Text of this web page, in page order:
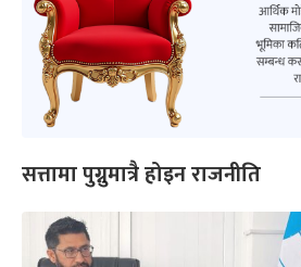
सत्तामा पुग्नुमात्रै होइन राजनीति